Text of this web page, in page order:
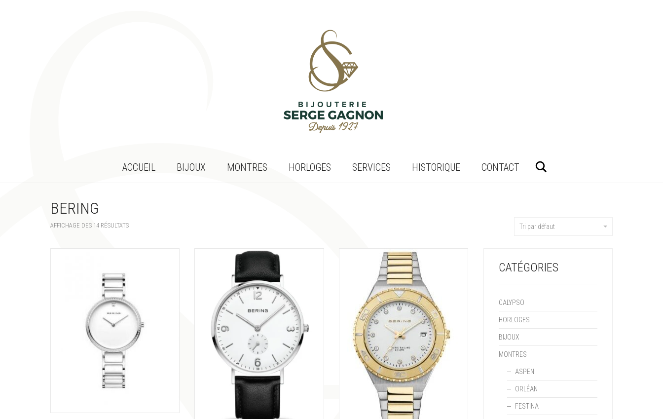
ACCUEIL BIJOUX MONTRES HORLOGES SERVICES HISTORIQUE CONTACT
BERING
AFFICHAGE DES 14 RÉSULTATS Tri par défaut
CATÉGORIES
CALYPSO
HORLOGES
BIJOUX
MONTRES
ASPEN
ORLÉAN
FESTINA